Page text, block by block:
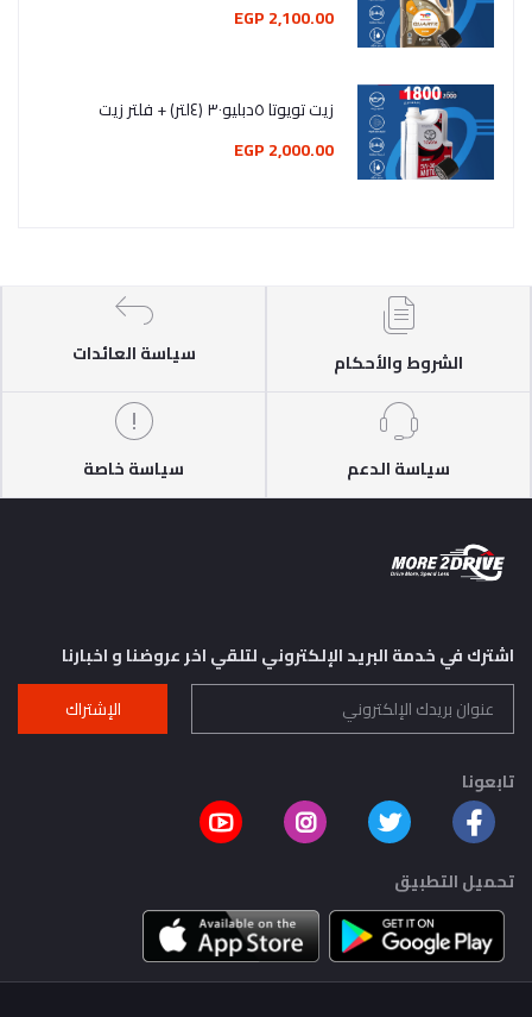
2,100.00 EGP
زيت تويوتا ٥دبليو٣٠ (٤لتر) + فلتر زيت
2,000.00 EGP
الشروط والأحكام سياسة العائدات
سياسة الدعم سياسة خاصة
اشترك في خدمة البريد الإلكتروني لتلقي اخر عروضنا و اخبارنا
الإشتراك
تابعونا
تحميل التطبيق